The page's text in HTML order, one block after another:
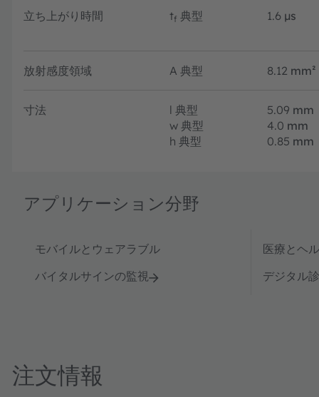
立ち上がり時間 tf 典型 1.6 µs
放射感度領域 A 典型 8.12 mm²
寸法 l 典型 5.09 mm
w 典型 4.0 mm
h 典型 0.85 mm
アプリケーション分野
モバイルとウェアラブル
バイタルサインの監視
医療とヘ
デジタル
注文情報